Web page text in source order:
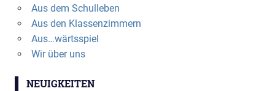
Aus dem Schulleben
Aus den Klassenzimmern
Aus…wärtsspiel
Wir über uns
NEUIGKEITEN